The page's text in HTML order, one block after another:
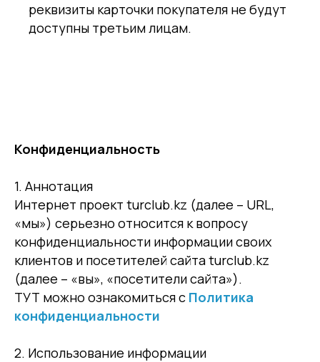
реквизиты карточки покупателя не будут
доступны третьим лицам.
Конфиденциальность
1. Аннотация
Интернет проект turclub.kz (далее – URL,
«мы») серьезно относится к вопросу
конфиденциальности информации своих
клиентов и посетителей сайта turclub.kz
(далее – «вы», «посетители сайта»).
ТУТ можно ознакомиться с Политика
конфиденциальности
2. Использование информации